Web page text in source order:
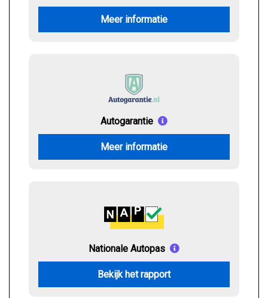
Meer informatie
Autogarantie
Meer informatie
Nationale Autopas
Bekijk het rapport